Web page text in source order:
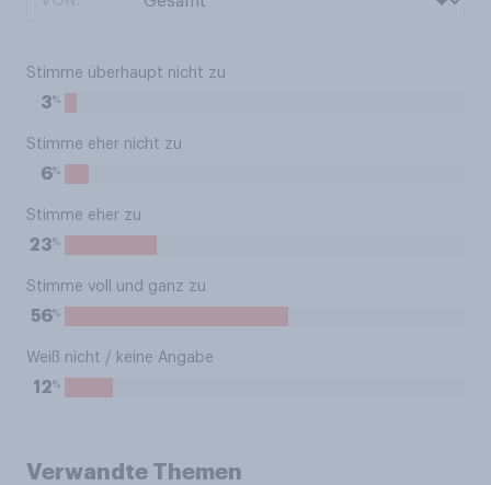
Stimme überhaupt nicht zu
3%
Stimme eher nicht zu
6%
Stimme eher zu
23%
Stimme voll und ganz zu
56%
Weiß nicht / keine Angabe
12%
Verwandte Themen